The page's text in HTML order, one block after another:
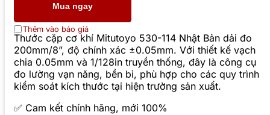
Mua ngay
Thêm vào báo giá
Thước cặp cơ khí Mitutoyo 530-114 Nhật Bản dải đo
200mm/8”, độ chính xác ±0.05mm. Với thiết kế vạch
chia 0.05mm và 1/128in truyền thống, đây là công cụ
đo lường vạn năng, bền bỉ, phù hợp cho các quy trình
kiểm soát kích thước tại hiện trường sản xuất.
✅ Cam kết chính hãng, mới 100%